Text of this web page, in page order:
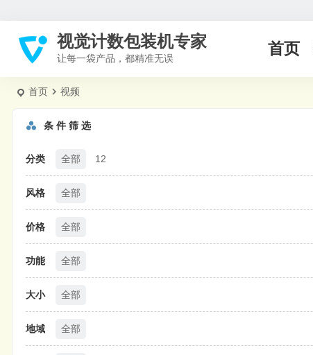
视觉计数包装机专家
让每一袋产品，都精准无误
首页
首页 视频
条 件 筛 选
分类 全部 12
风格 全部
价格 全部
功能 全部
大小 全部
地域 全部